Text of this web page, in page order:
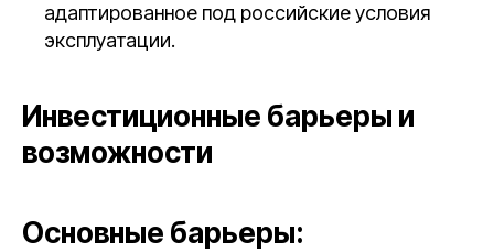
адаптированное под российские условия
эксплуатации.
Инвестиционные барьеры и
возможности
Основные барьеры: